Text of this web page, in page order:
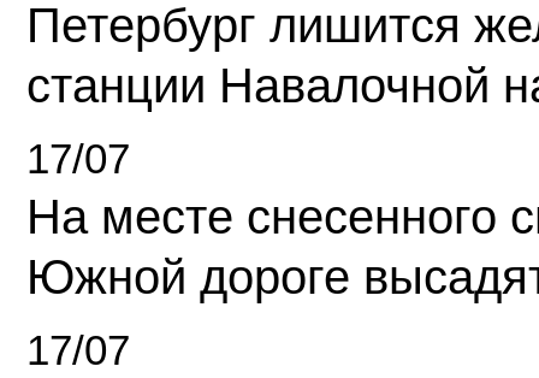
Петербург лишится
станции Навалочной
17/07
На месте снесенного
Южной дороге
17/07